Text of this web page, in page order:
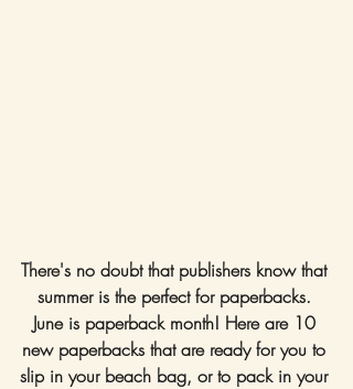
There's no doubt that publishers know that
summer is the perfect for paperbacks.
June is paperback month! Here are 10
new paperbacks that are ready for you to
slip in your beach bag, or to pack in your